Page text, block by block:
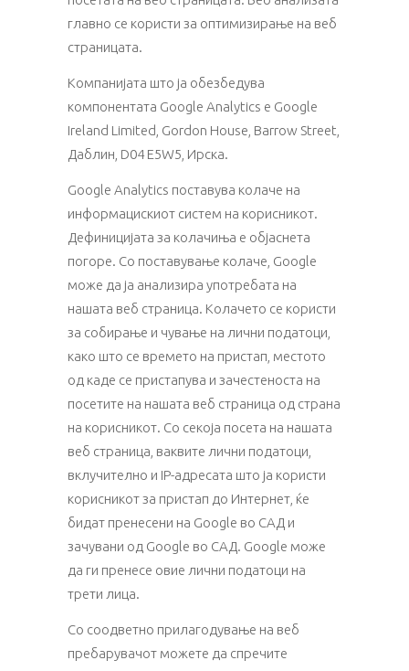
главно се користи за оптимизирање на веб
страницата.
Компанијата што ја обезбедува
компонентата Google Analytics е Google
Ireland Limited, Gordon House, Barrow Street,
Даблин, D04 E5W5, Ирска.
Google Analytics поставува колаче на
информацискиот систем на корисникот.
Дефиницијата за колачиња е објаснета
погоре. Со поставување колаче, Google
може да ја анализира употребата на
нашата веб страница. Колачето се користи
за собирање и чување на лични податоци,
како што се времето на пристап, местото
од каде се пристапува и зачестеноста на
посетите на нашата веб страница од страна
на корисникот. Со секоја посета на нашата
веб страница, ваквите лични податоци,
вклучително и IP-адресата што ја користи
корисникот за пристап до Интернет, ќе
бидат пренесени на Google во САД и
зачувани од Google во САД. Google може
да ги пренесе овие лични податоци на
трети лица.
Со соодветно прилагодување на веб
пребарувачот можете да спречите